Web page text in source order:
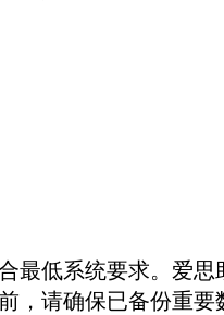
最低系统要求。爱
请确保已备份重要